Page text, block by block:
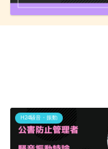
H24騒音・振動